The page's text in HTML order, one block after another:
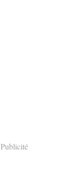
Publicité